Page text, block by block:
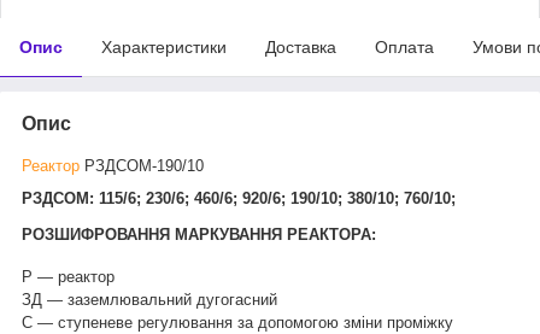
Опис Характеристики Доставка Оплата Умови
Опис
Реактор РЗДСОМ-190/10
РЗДСОМ: 115/6; 230/6; 460/6; 920/6; 190/10; 380/10; 760/10;
РОЗШИФРОВАННЯ МАРКУВАННЯ РЕАКТОРА:
Р — реактор
ЗД — заземлювальний дугогасний
С — ступеневе регулювання за допомогою зміни проміжку